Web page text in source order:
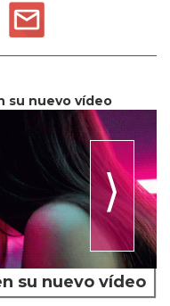
su nuevo vídeo
⟩
su nuevo vídeo